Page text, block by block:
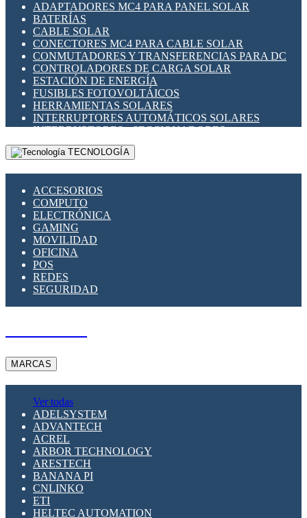
ADAPTADORES MC4 PARA PANEL SOLAR
BATERÍAS
CABLE SOLAR
CONECTORES MC4 PARA CABLE SOLAR
CONMUTADORES Y TRANSFERENCIAS PARA DC
CONTROLADORES DE CARGA SOLAR
ESTACIÓN DE ENERGÍA
FUSIBLES FOTOVOLTÁICOS
HERRAMIENTAS SOLARES
INTERRUPTORES AUTOMÁTICOS SOLARES
INTERRUPTORES - SECCIONADORES
FOTOVOLTÁICOS
MONTAJE PANEL SOLAR
SUPRESOR DE TRANSIENTES SPDS PARA
APLICACIONES FOTOVOLTAICAS
TECNOLOGÍA
ACCESORIOS
COMPUTO
ELECTRÓNICA
GAMING
MOVILIDAD
OFICINA
POS
REDES
SEGURIDAD
MARCAS
Ver todas
ADELSYSTEM
ADVANTECH
ACREL
ARBOR TECHNOLOGY
ARESTECH
BANANA PI
CNLINKO
ETI
HELTEC AUTOMATION